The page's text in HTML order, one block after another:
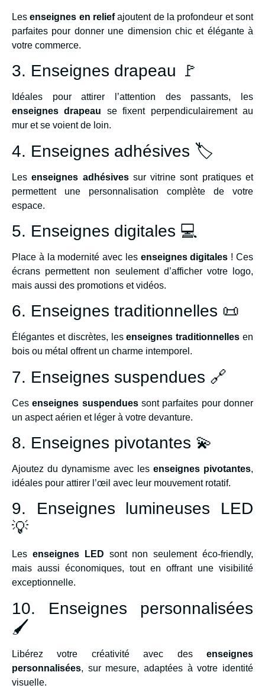
Lesenseignes en reliefajoutent de la profondeur et sont
parfaites pour donner une dimension chic et élégante à
votre commerce.
3. Enseignes drapeau 🚩
Idéales pour attirer l’attention des passants, les
enseignes drapeau se fixent perpendiculairement au
mur et se voient de loin.
4. Enseignes adhésives 🏷️
Lesenseignes adhésivessur vitrine sont pratiques et
permettent une personnalisation complète de votre
espace.
5. Enseignes digitales 💻
Place à la modernité avec les enseignes digitales ! Ces
écrans permettent non seulement d’afficher votre logo,
mais aussi des promotions et vidéos.
6. Enseignes traditionnelles 📜
Élégantes et discrètes, lesenseignes traditionnelles en
bois ou métal offrent un charme intemporel.
7. Enseignes suspendues 🔗
Cesenseignes suspenduessont parfaites pour donner
un aspect aérien et léger à votre devanture.
8. Enseignes pivotantes 💫
Ajoutez du dynamisme avec les enseignes pivotantes,
idéales pour attirer l’œil avec leur mouvement rotatif.
9. Enseignes lumineuses LED
💡
Les enseignes LED sont non seulement éco-friendly,
mais aussi économiques, tout en offrant une visibilité
exceptionnelle.
10. Enseignes personnalisées
🖌️
Libérez votre créativité avec des enseignes
personnalisées, sur mesure, adaptées à votre identité
visuelle.